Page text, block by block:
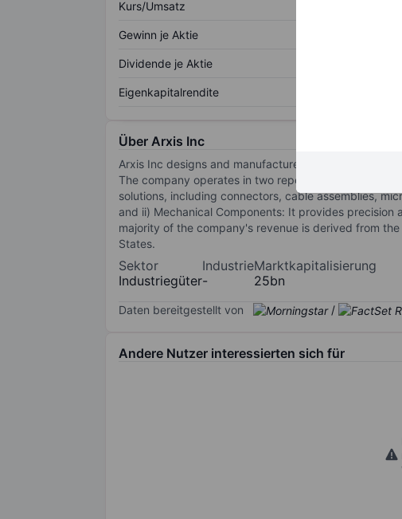
Kurs/Umsatz
Gewinn je Aktie
Dividende je Aktie
Eigenkapitalrendite
Über Arxis Inc
Arxis Inc designs and manufactures proprietary
The company operates in two reportable segments:
solutions, including connectors, cable assemblies,
and ii) Mechanical Components: It provides
majority of the company's revenue is derived from
States.
Sektor
Industriegüter
Industrie
-
Marktkapitalisierung
25bn
Daten bereitgestellt von /
Andere Nutzer interessierten sich für